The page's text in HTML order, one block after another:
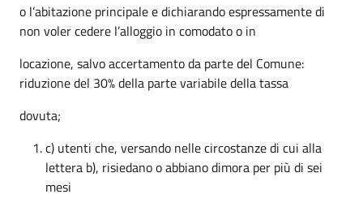
o l’abitazione principale e dichiarando espressamente di
non voler cedere l’alloggio in comodato o in
locazione, salvo accertamento da parte del Comune:
riduzione del 30% della parte variabile della tassa
dovuta;
c) utenti che, versando nelle circostanze di cui alla
lettera b), risiedano o abbiano dimora per più di sei
mesi